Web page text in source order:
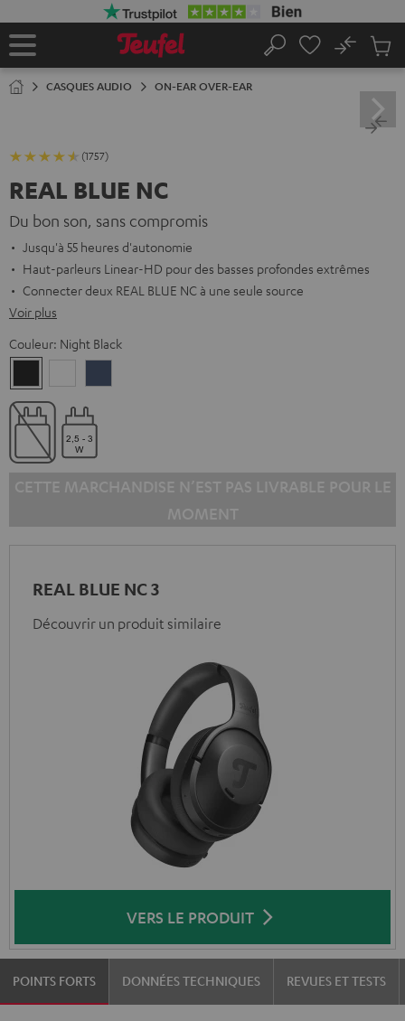
Page
Rechercher
No
panier
CASQUES AUDIO ON-EAR OVER-EAR
(1757)
REAL BLUE NC
Du bon son, sans compromis
Jusqu'à 55 heures d'autonomie
Haut-parleurs Linear-HD pour des basses profondes extrêmes
Connecter deux REAL BLUE NC à une seule source
Voir plus
Couleur: Night Black
Black
White
REAL BLUE NC 3
Découvrir un produit similaire
VERS LE PRODUIT
POINTS FORTS DONNÉES TECHNIQUES REVUES ET TESTS